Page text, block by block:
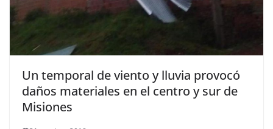
Un temporal de viento y lluvia provocó
daños materiales en el centro y sur de
Misiones